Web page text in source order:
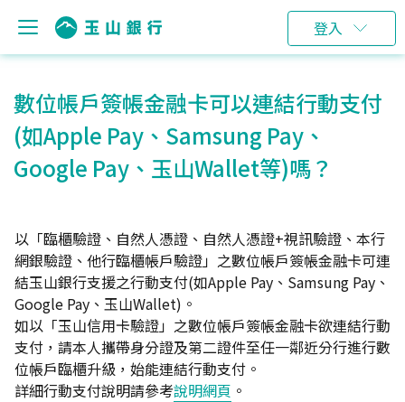
登入
數位帳戶簽帳金融卡可以連結行動支付
(如Apple Pay、Samsung Pay、
Google Pay、玉山Wallet等)嗎？
以「臨櫃驗證、自然人憑證、自然人憑證+視訊驗證、本行
網銀驗證、他行臨櫃帳戶驗證」之數位帳戶簽帳金融卡可連
結玉山銀行支援之行動支付(如Apple Pay、Samsung Pay、
Google Pay、玉山Wallet)。
如以「玉山信用卡驗證」之數位帳戶簽帳金融卡欲連結行動
支付，請本人攜帶身分證及第二證件至任一鄰近分行進行數
位帳戶臨櫃升級，始能連結行動支付。
詳細行動支付說明請參考說明網頁 。